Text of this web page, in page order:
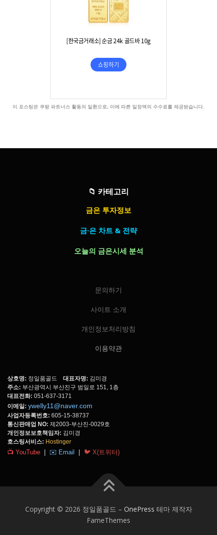
이 포스팅은 쿠팡 파트너스 활동의 일환으로, 이에 따른 일정액의 수수료를 제공받습니다.
📁 카테고리
금은 투자정보
금·은 차트 & 전략
오늘의 금은시세 분석
문의하기
사이트 소개
개인정보처리방침
이용약관
상호명: 정일품골드 대표자명: 김미경
주소: 부산광역시 부산진구 범일로 151, 1층
대표전화: 051-637-3171
이메일: ywelly11@naver.com
사업자등록번호: 605-15-38737
통신판매업 NO: 제2003-부산진-0029호
개인정보보호책임자: 김미경
호스팅서비스: Hostinger
📺 YouTube ✉️ Email 🐦 X(트위터)
Copyright © 2026 정일품골드 – OnePress 테마 제작자
FameThemes